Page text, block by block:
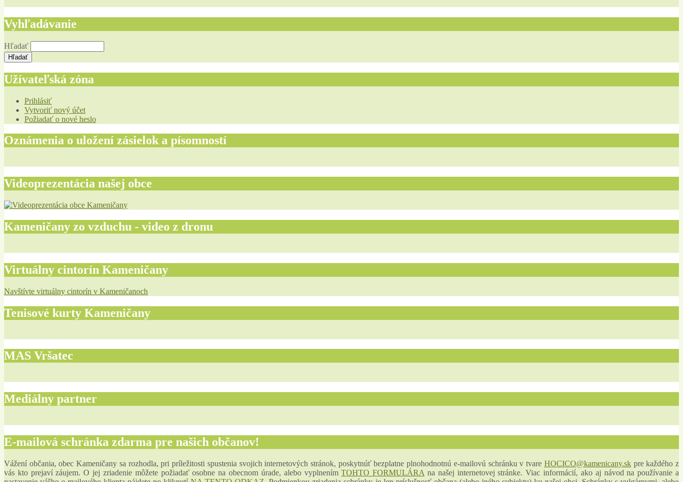
Vyhľadávanie
Hľadať
Užívateľská zóna
Prihlásiť
Vytvoriť nový účet
Požiadať o nové heslo
Oznámenia o uložení zásielok a písomností
Videoprezentácia našej obce
Kameničany zo vzduchu - video z dronu
Virtuálny cintorín Kameničany
Navštívte virtuálny cintorín v Kameničanoch
Tenisové kurty Kameničany
MAS Vršatec
Mediálny partner
E-mailová schránka zdarma pre našich občanov!
Vážení občania, obec Kameničany sa rozhodla, pri príležitosti spustenia svojich internetových stránok, poskytnúť bezplatne plnohodnotnú e-mailovú schránku v tvare HOCICO@kamenicany.skpre každého z
vás kto prejaví záujem. O jej zriadenie môžete požiadať osobne na obecnom úrade, alebo vyplnenímTOHTO FORMULÁRA na našej internetovej stránke. Viac informácií, ako aj návod na používanie a